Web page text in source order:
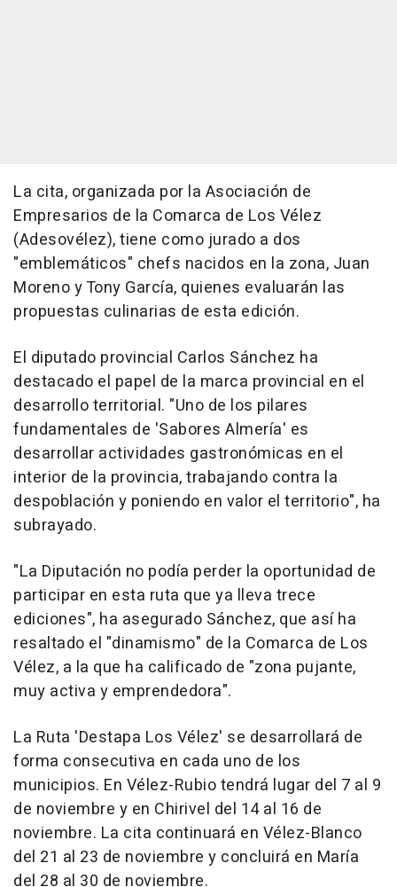
La cita, organizada por la Asociación de
Empresarios de la Comarca de Los Vélez
(Adesovélez), tiene como jurado a dos
"emblemáticos" chefs nacidos en la zona, Juan
Moreno y Tony García, quienes evaluarán las
propuestas culinarias de esta edición.
El diputado provincial Carlos Sánchez ha
destacado el papel de la marca provincial en el
desarrollo territorial. "Uno de los pilares
fundamentales de 'Sabores Almería' es
desarrollar actividades gastronómicas en el
interior de la provincia, trabajando contra la
despoblación y poniendo en valor el territorio", ha
subrayado.
"La Diputación no podía perder la oportunidad de
participar en esta ruta que ya lleva trece
ediciones", ha asegurado Sánchez, que así ha
resaltado el "dinamismo" de la Comarca de Los
Vélez, a la que ha calificado de "zona pujante,
muy activa y emprendedora".
La Ruta 'Destapa Los Vélez' se desarrollará de
forma consecutiva en cada uno de los
municipios. En Vélez-Rubio tendrá lugar del 7 al 9
de noviembre y en Chirivel del 14 al 16 de
noviembre. La cita continuará en Vélez-Blanco
del 21 al 23 de noviembre y concluirá en María
del 28 al 30 de noviembre.